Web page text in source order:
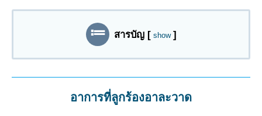
สารบัญ [ show ]
อาการที่ลูกร้องอาละวาด